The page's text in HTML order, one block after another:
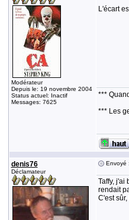
Modérateur
Depuis le: 19 novembre 2004
Status actuel: Inactif
Messages: 7625
L'écart
***
*** Les
denis76
Déclamateur
Envoyé
Taffy, j'ai
rendait
C'est